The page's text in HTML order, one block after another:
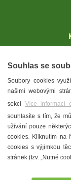
Souhlas se
Soubory cookies
našimi webovými
sekci Více informací
souhlasíte s tím, že
užívání pouze
cookies. Kliknutím na
cookies s výjimkou
stránek (tzv. „Nutné